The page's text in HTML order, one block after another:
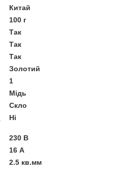
Китай
100 г
Так
Так
Так
Золотий
1
Мідь
Скло
Ні
230 В
16 А
2.5 кв.мм